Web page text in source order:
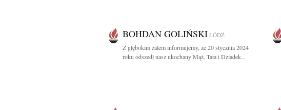
BOHDAN GOLIŃSKI ŁÓDŹ
Z głębokim żalem informujemy, że 20 stycznia 2024
roku odszedł nasz ukochany Mąż, Tata i Dziadek...